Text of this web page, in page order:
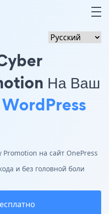
На Ваш
на сайт OnePress
и без головной боли